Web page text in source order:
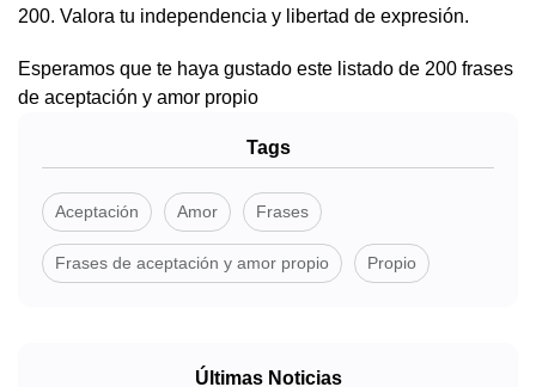
200. Valora tu independencia y libertad de expresión.
Esperamos que te haya gustado este listado de 200 frases
de aceptación y amor propio
Tags
Aceptación Amor Frases
Frases de aceptación y amor propio Propio
Últimas Noticias